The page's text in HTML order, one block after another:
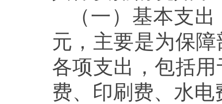
（一）基本支
元，主要是为保
各项支出，包括
费、印刷费、水